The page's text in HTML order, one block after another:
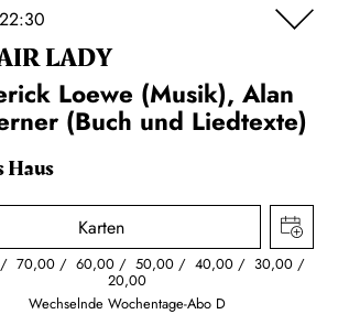
LADY
Loewe (Musik), Alan
(Buch und Liedtexte)
Haus
Karten
70,00 60,00 50,00 40,00 30,00
20,00
Wechselnde Wochentage-Abo D